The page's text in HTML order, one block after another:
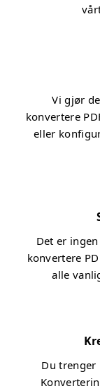
Vi gjør
konvertere
eller
Det er
konvertere
alle
Du trenger